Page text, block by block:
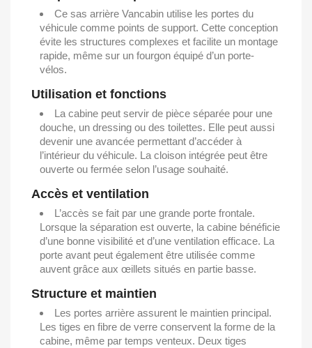
Ce sas arrière Vancabin utilise les portes du
véhicule comme points de support. Cette conception
évite les structures complexes et facilite un montage
rapide, même sur un fourgon équipé d’un porte-
vélos.
Utilisation et fonctions
La cabine peut servir de pièce séparée pour une
douche, un dressing ou des toilettes. Elle peut aussi
devenir une avancée permettant d’accéder à
l’intérieur du véhicule. La cloison intégrée peut être
ouverte ou fermée selon l’usage souhaité.
Accès et ventilation
L’accès se fait par une grande porte frontale.
Lorsque la séparation est ouverte, la cabine bénéficie
d’une bonne visibilité et d’une ventilation efficace. La
porte avant peut également être utilisée comme
auvent grâce aux œillets situés en partie basse.
Structure et maintien
Les portes arrière assurent le maintien principal.
Les tiges en fibre de verre conservent la forme de la
cabine, même par temps venteux. Deux tiges